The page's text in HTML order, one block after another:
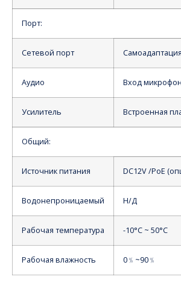
Порт:
Сетевой порт
Аудио Вход
Усилитель Встроенная
Общий:
Источник питания DC12V /PoE
Водонепроницаемый Н/Д
Рабочая температура -10°С ~ 50°С
Рабочая влажность 0﹪~90﹪